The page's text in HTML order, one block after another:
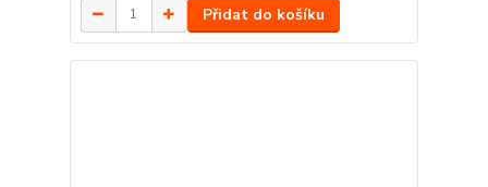
Přidat do košíku